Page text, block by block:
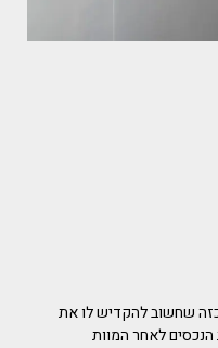
שחשוב להקדיש לו את
לאחר המוות